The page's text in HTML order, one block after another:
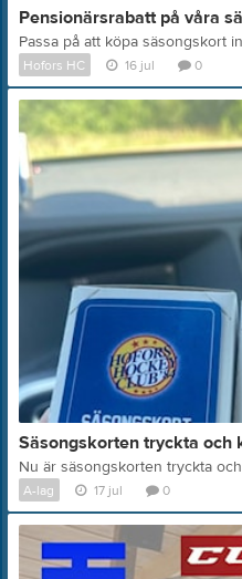
Pensionärsrabatt på våra
Hofors HC 16 jul 0
Säsongskorten tryckta och
A-lag 17 jul 0